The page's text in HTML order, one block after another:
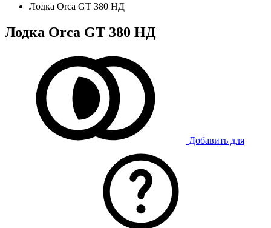
Лодка Orca GT 380 НД
Лодка Orca GT 380 НД
Добавить для